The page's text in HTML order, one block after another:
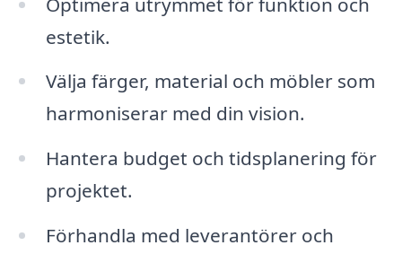
estetik.
Välja färger, material och möbler som
harmoniserar med din vision.
Hantera budget och tidsplanering för
projektet.
Förhandla med leverantörer och